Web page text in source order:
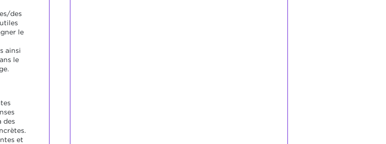
des
le
ainsi
le
des
et